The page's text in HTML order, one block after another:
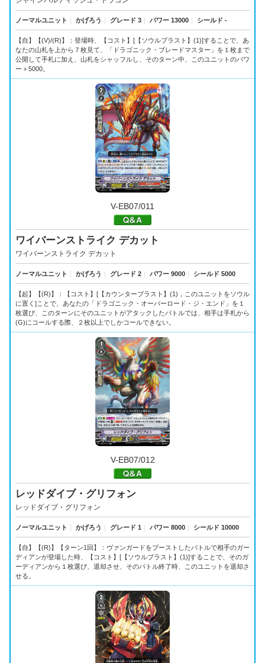
ノーマルユニット ｜ かげろう ｜ グレード 3 ｜ パワー 13000 ｜ シールド -
【自】【(V)/(R)】：登場時、【コスト】[【ソウルブラスト】(1)]することで、あ
なたの山札を上から７枚見て、「ドラゴニック・ブレードマスター」を１枚まで
公開して手札に加え、山札をシャッフルし、そのターン中、このユニットのパワ
ー＋5000。
V-EB07/011
ワイバーンストライク デカット
ワイバーンストライク デカット
ノーマルユニット ｜ かげろう ｜ グレード 2 ｜ パワー 9000 ｜ シールド 5000
【起】【(R)】：【コスト】[【カウンターブラスト】(1)，このユニットをソウル
に置く]ことで、あなたの「ドラゴニック・オーバーロード・ジ・エンド」を１
枚選び、このターンにそのユニットがアタックしたバトルでは、相手は手札から
(G)にコールする際、２枚以上でしかコールできない。
V-EB07/012
レッドダイブ・グリフォン
レッドダイブ・グリフォン
ノーマルユニット ｜ かげろう ｜ グレード 1 ｜ パワー 8000 ｜ シールド 10000
【自】【(R)】【ターン1回】：ヴァンガードをブーストしたバトルで相手のガー
ディアンが登場した時、【コスト】[【ソウルブラスト】(1)]することで、そのガ
ーディアンから１枚選び、退却させ、そのバトル終了時、このユニットを退却さ
せる。